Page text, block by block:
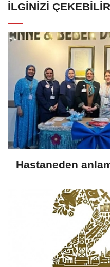
İLGINIZI ÇEKEBILIR
Hastaneden